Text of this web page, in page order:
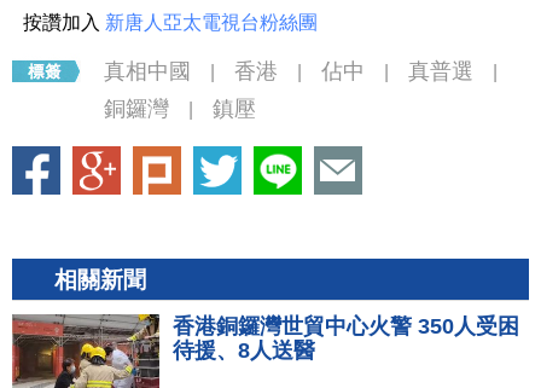
按讚加入 新唐人亞太電視台粉絲團
真相中國 香港 佔中 真普選
銅鑼灣 鎮壓
相關新聞
香港銅鑼灣世貿中心火警 350人受困
待援、8人送醫